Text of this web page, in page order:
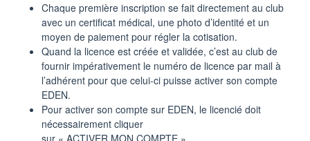
Chaque première inscription se fait directement au club
avec un certificat médical, une photo d’identité et un
moyen de paiement pour régler la cotisation.
Quand la licence est créée et validée, c’est au club de
fournir impérativement le numéro de licence par mail à
l’adhérent pour que celui-ci puisse activer son compte
EDEN.
Pour activer son compte sur EDEN, le licencié doit
nécessairement cliquer